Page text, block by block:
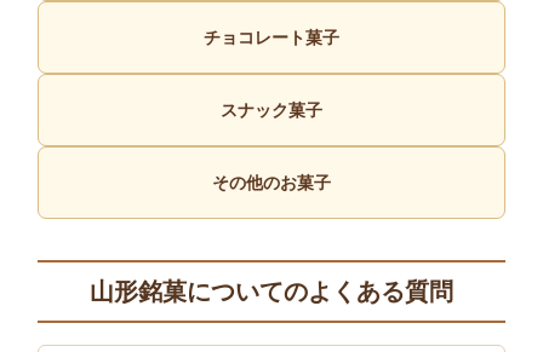
チョコレート菓子
スナック菓子
その他のお菓子
山形銘菓についてのよくある質問